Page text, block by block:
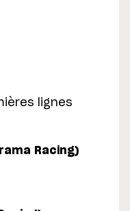
lignes
Racing)